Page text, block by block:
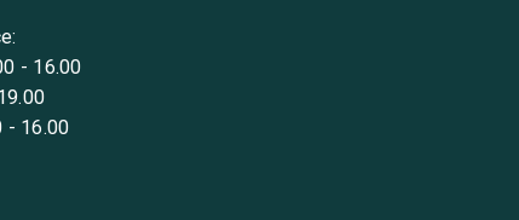
- 16.00
- 16.00